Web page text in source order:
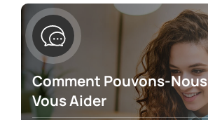
Comment Pouvons-Nous
Vous Aider